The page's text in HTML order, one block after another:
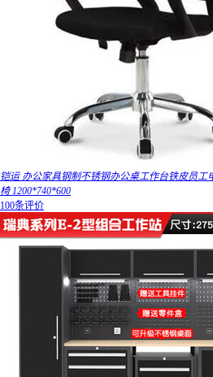
铠运 办公家具钢制不锈钢办公桌工作台铁皮员工
椅 1200*740*600
100条评价